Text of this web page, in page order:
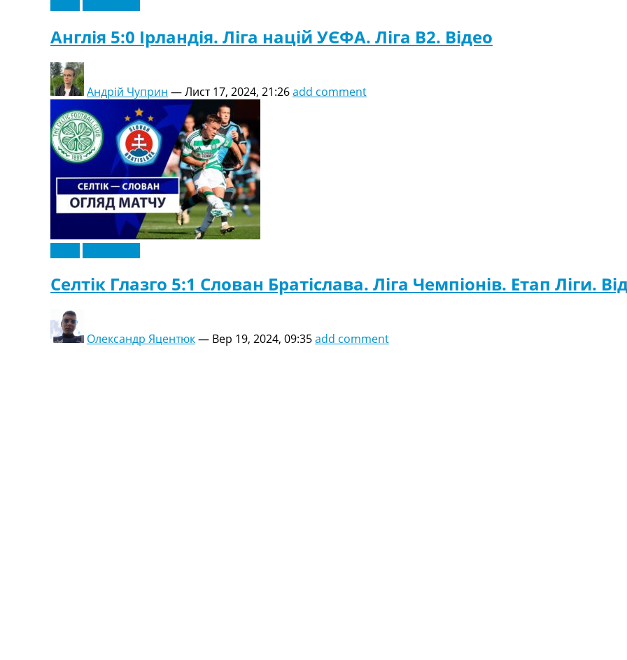
Англія 5:0 Ірландія. Ліга націй УЄФА. Ліга B2. Відео
Андрій Чуприн —Лист 17, 2024, 21:26add comment
Селтік Глазго 5:1 Слован Братіслава. Ліга Чемпіонів. Етап Ліги.
Олександр Яцентюк— Вер 19, 2024, 09:35add comment